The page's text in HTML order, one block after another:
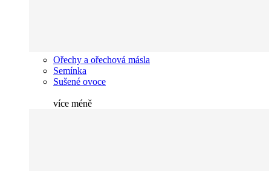
Ořechy a ořechová másla
Semínka
Sušené ovoce
více méně